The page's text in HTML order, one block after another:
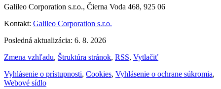
Galileo Corporation s.r.o., Čierna Voda 468, 925 06
Kontakt: Galileo Corporation s.r.o.
Posledná aktualizácia: 6. 8. 2026
Zmena vzhľadu, Štruktúra stránok, RSS, Vytlačiť
Vyhlásenie o prístupnosti, Cookies, Vyhlásenie o ochrane súkromia,
Webové sídlo